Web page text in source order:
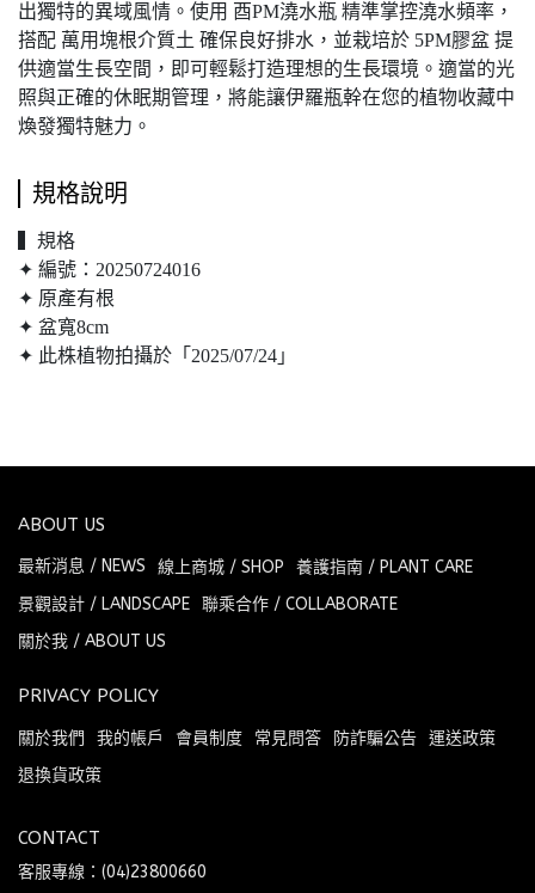
出獨特的異域風情。使用 酉PM澆水瓶 精準掌控澆水頻率，
搭配 萬用塊根介質土 確保良好排水，並栽培於 5PM膠盆 提
供適當生長空間，即可輕鬆打造理想的生長環境。適當的光
照與正確的休眠期管理，將能讓伊羅瓶幹在您的植物收藏中
煥發獨特魅力。
規格說明
▍規格
✦ 編號：20250724016
✦ 原產有根
✦ 盆寬8cm
✦ 此株植物拍攝於「2025/07/24」
ABOUT US
最新消息 / NEWS 線上商城 / SHOP
養護指南 / PLANT CARE
景觀設計 / LANDSCAPE 聯乘合作 / COLLABORATE
關於我 / ABOUT US
PRIVACY POLICY
關於我們 我的帳戶 會員制度 常見問答 防詐騙公告 運送政策
退換貨政策
CONTACT
客服專線：(04)23800660